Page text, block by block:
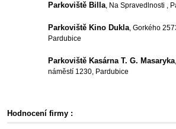
Parkoviště Billa, Na Spravedlnosti ,
Parkoviště Kino Dukla, Gorkého
Pardubice
Parkoviště Kasárna T. G. Masaryka
náměstí 1230, Pardubice
Hodnocení firmy :